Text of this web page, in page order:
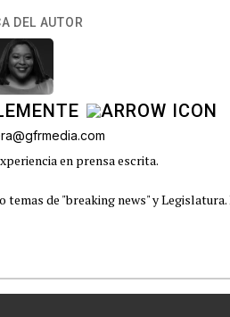
DEL AUTOR
en prensa escrita.
de "breaking news" y Legislatura.